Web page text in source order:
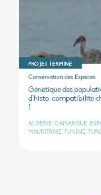
PROJET TERMINÉ
Conservation des Espèces
Génétique des
d’histo-compatibilité
1
ALGÉRIE, CAMARGUE,
MAURITANIE, TUNISIE,